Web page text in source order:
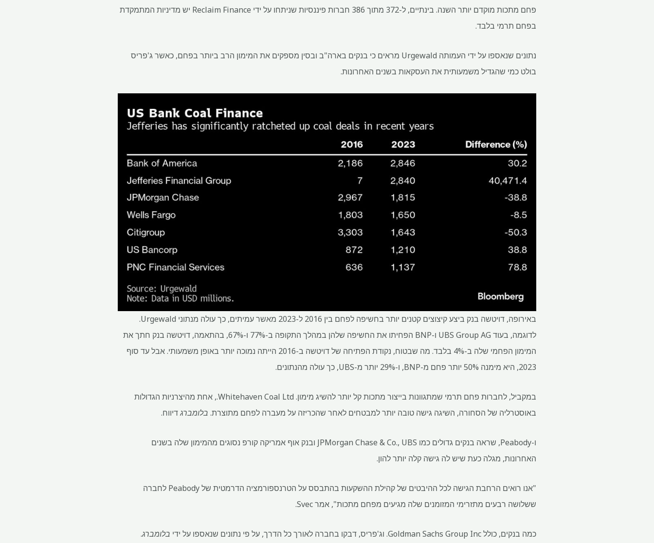
פחם מתכות מוקדם יותר השנה. בינתיים, ל-372 מתוך 386 חברות פיננסיות שניתחו על ידי Reclaim Finance יש מדיניות המתמקדת
בפחם תרמי בלבד.
נתונים שנאספו על ידי העמותה Urgewald מראים כי בנקים בארה"ב ובסין מספקים את המימון הרב ביותר בפחם, כאשר ג'פריס
בולט כמי שהגדיל משמעותית את העסקאות בשנים האחרונות.
באירופה, דויטשה בנק ביצע קיצוצים קטנים יותר בחשיפה לפחם בין 2016 ל-2023 מאשר עמיתים, כך עולה מנתוני Urgewald.
לדוגמה, בעוד UBS Group AG ו-BNP הפחיתו את החשיפה שלהן במהלך התקופה ב-77% ו-67%, בהתאמה, דויטשה בנק חתך את
המימון הפחמי שלה ב-4% בלבד. מה שבטוח, נקודת הפתיחה של דויטשה ב-2016 הייתה נמוכה יותר באופן משמעותי. אבל עד סוף
2023, היא מימנה 50% יותר פחם מ-BNP, ו-29% יותר מ-UBS, כך עולה מהנתונים.
במקביל, לחברות פחם תרמי שמתגוונות בייצור מתכות קל יותר להשיג מימון. Whitehaven Coal Ltd., אחת מהיצרניות הגדולות
באוסטרליה של הסחורה, השיגה גישה טובה יותר למבטחים לאחר שהכריזה על מעברה לפחם מתוצרת. בלומברגדיווח.
ו-Peabody, שראה בנקים גדולים כמו JPMorgan Chase & Co., UBS ובנק אוף אמריקה קורפ נסוגים מהמימון שלה בשנים
האחרונות, מגלה כעת שיש לה גישה קלה יותר להון.
"אנו רואים הרחבת הגישה לכל ההיבטים של קהילת ההשקעות בהתבסס על הטרנספורמציה הדרמטית של Peabody לחברה
ששלושה רבעים מתזרימי המזומנים שלה מגיעים מפחם מתכות", אמר Svec.
כמה בנקים, כולל Goldman Sachs Group Inc. וג'פריס, דבקו בחברה לאורך כל הדרך, על פי נתונים שנאספו על ידי בלומברג.